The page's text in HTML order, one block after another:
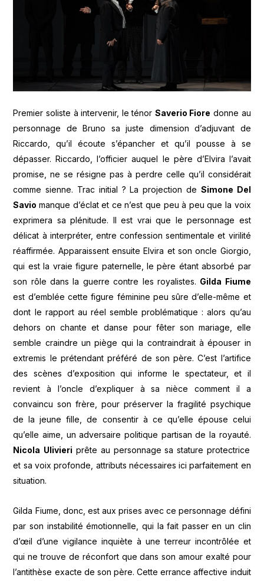
Premier soliste à intervenir, le ténor Saverio Fiore donne au
personnage de Bruno sa juste dimension d’adjuvant de
Riccardo, qu’il écoute s’épancher et qu’il pousse à se
dépasser. Riccardo, l’officier auquel le père d’Elvira l’avait
promise, ne se résigne pas à perdre celle qu’il considérait
comme sienne. Trac initial ? La projection de Simone Del
Savio manque d’éclat et ce n’est que peu à peu que la voix
exprimera sa plénitude. Il est vrai que le personnage est
délicat à interpréter, entre confession sentimentale et virilité
réaffirmée. Apparaissent ensuite Elvira et son oncle Giorgio,
qui est la vraie figure paternelle, le père étant absorbé par
son rôle dans la guerre contre les royalistes. Gilda Fiume
est d’emblée cette figure féminine peu sûre d’elle-même et
dont le rapport au réel semble problématique : alors qu’au
dehors on chante et danse pour fêter son mariage, elle
semble craindre un piège qui la contraindrait à épouser in
extremis le prétendant préféré de son père. C’est l’artifice
des scènes d’exposition qui informe le spectateur, et il
revient à l’oncle d’expliquer à sa nièce comment il a
convaincu son frère, pour préserver la fragilité psychique
de la jeune fille, de consentir à ce qu’elle épouse celui
qu’elle aime, un adversaire politique partisan de la royauté.
Nicola Ulivieri prête au personnage sa stature protectrice
et sa voix profonde, attributs nécessaires ici parfaitement en
situation.
Gilda Fiume, donc, est aux prises avec ce personnage défini
par son instabilité émotionnelle, qui la fait passer en un clin
d’œil d’une vigilance inquiète à une terreur incontrôlée et
qui ne trouve de réconfort que dans son amour exalté pour
l’antithèse exacte de son père. Cette errance affective induit